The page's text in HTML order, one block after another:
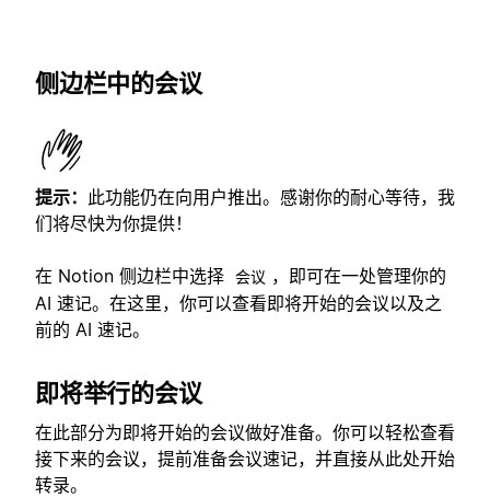
侧边栏中的会议
提示： 此功能仍在向用户推出。感谢你的耐心等待，我
们将尽快为你提供！
在 Notion 侧边栏中选择 会议 ，即可在一处管理你的
AI 速记。在这里，你可以查看即将开始的会议以及之
前的 AI 速记。
即将举行的会议
在此部分为即将开始的会议做好准备。你可以轻松查看
接下来的会议，提前准备会议速记，并直接从此处开始
转录。